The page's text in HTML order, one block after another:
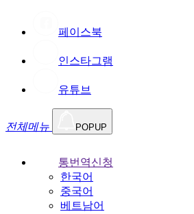
페이스북
인스타그램
유튜브
전체메뉴 POPUP
통번역신청
한국어
중국어
베트남어